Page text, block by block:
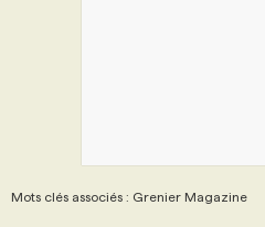
Mots clés associés : Grenier Magazine